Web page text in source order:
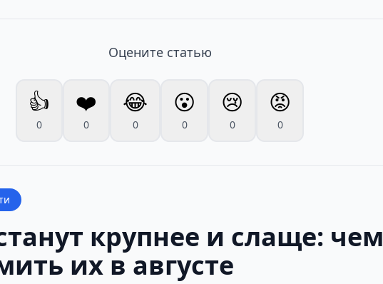
Оцените статью
👍
0
❤️
0
😂
0
😮
0
😢
0
😡
0
крупнее и слаще: чем
их в августе